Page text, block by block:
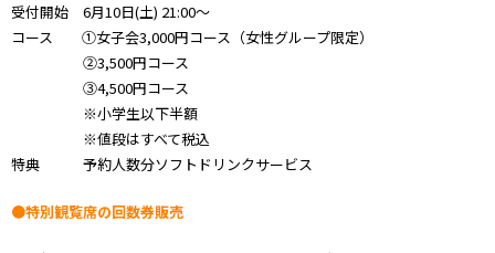
受付開始 6月10日(土) 21:00～
コース ①女子会3,000円コース（女性グループ限定）
②3,500円コース
③4,500円コース
※小学生以下半額
※値段はすべて税込
特典 予約人数分ソフトドリンクサービス
●特別観覧席の回数券販売